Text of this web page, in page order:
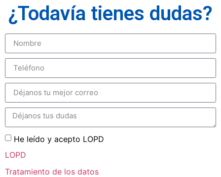
¿Todavía tienes dudas?
He leído y acepto LOPD
LOPD
Tratamiento de los datos